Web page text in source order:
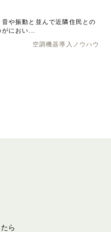
や振動と並んで近隣住民との
がにおい...
空調機器導入ノウハウ
ら